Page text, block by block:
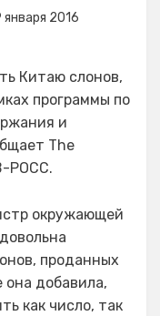
января 2016
Китаю слонов,
программы по
и
The
РОСС.
окружающей
проданных
добавила,
как число, так